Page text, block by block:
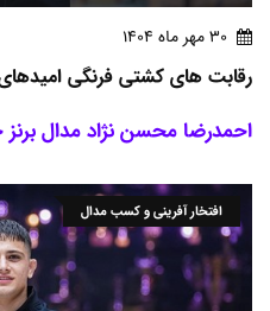
30 مهر ماه 1404
رقابت های کشتی فرنگی
احمدرضا محسن نژاد مدال
افتخار آفرینی و کسب مدال